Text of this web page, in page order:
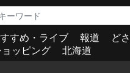
すめ・ライブ 報道 ど
ョッピング
北海道